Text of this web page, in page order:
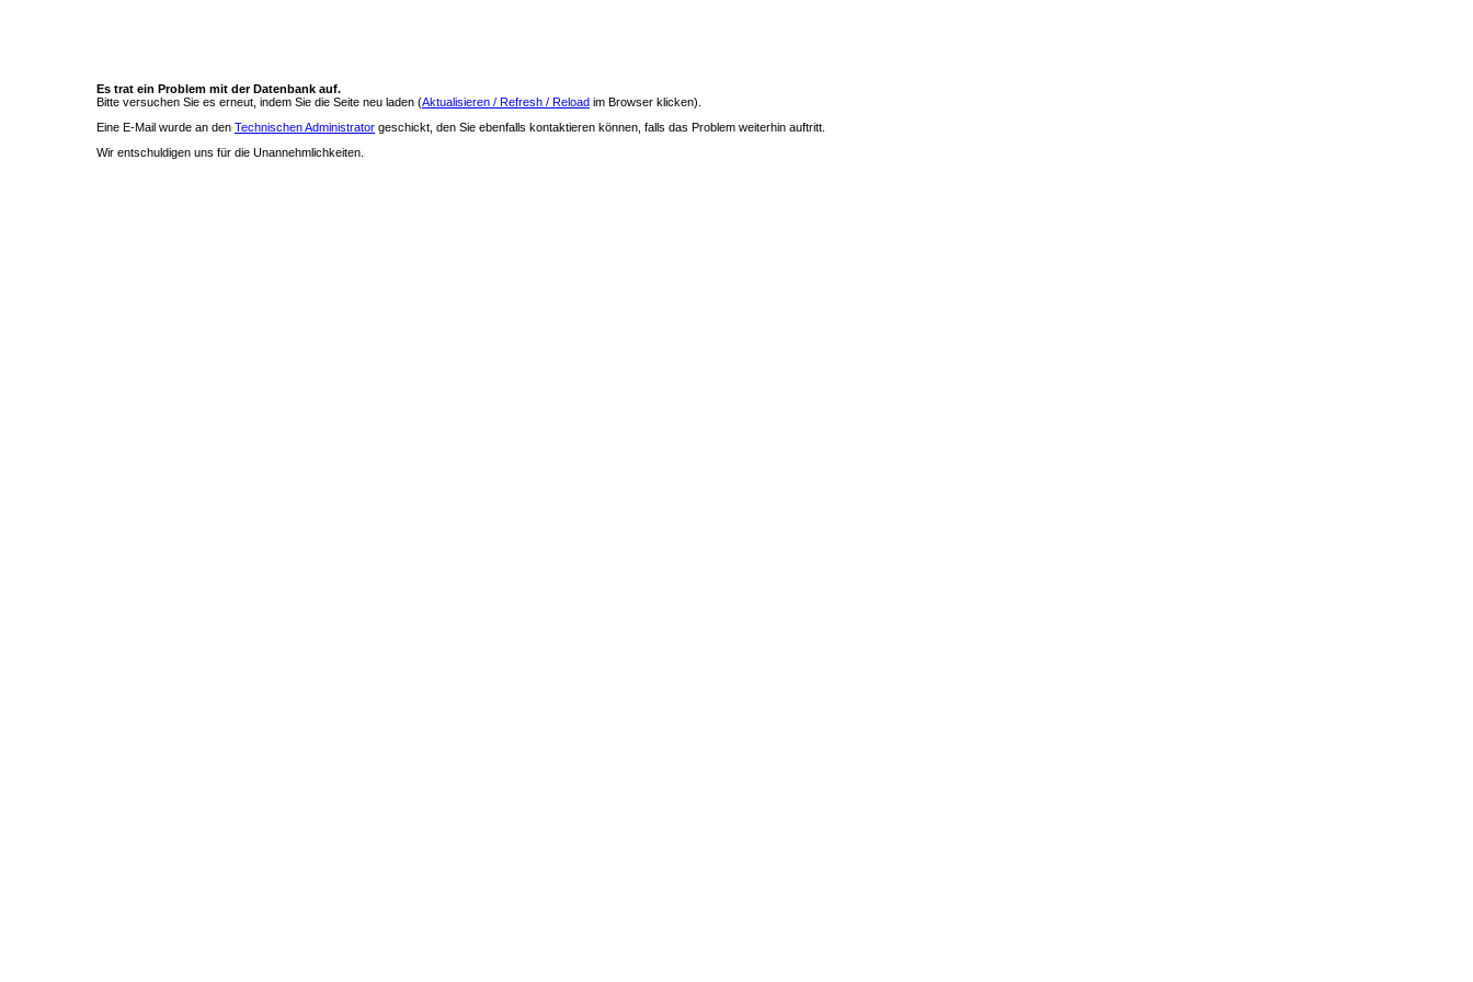
Es trat ein Problem mit der Datenbank auf.
Bitte versuchen Sie es erneut, indem Sie die Seite neu laden (Aktualisieren / Refresh / Reload im Browser klicken).
Eine E-Mail wurde an den Technischen Administrator geschickt, den Sie ebenfalls kontaktieren können, falls das Problem weiterhin auftritt.
Wir entschuldigen uns für die Unannehmlichkeiten.